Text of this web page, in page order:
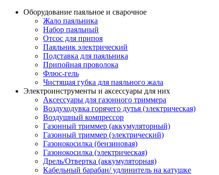
Оборудование паяльное и сварочное
Жало паяльника
Набор паяльный
Отсос для припоя
Паяльник электрический
Подставка для паяльника
Припойная проволока
Флюс-гель
Чистящая губка для паяльного жала
Электроинструменты и аксессуары для них
Аксессуары для газонного триммера
Воздуходувка горячего дутья (электрическая)
Воздушный компрессор
Газонный триммер (аккумуляторный)
Газонный триммер (электрический)
Газонокосилка (бензиновая)
Газонокосилка (электрическая)
Дрель/Отвертка (аккумуляторная)
Кабельный барабан/ удлинитель на катушке